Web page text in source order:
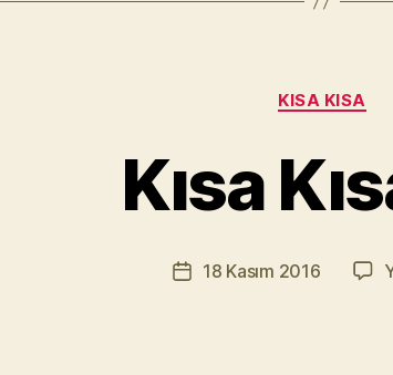
KISA KISA
Kısa
yazarı
M
a
Yazı18 Kasım 2016